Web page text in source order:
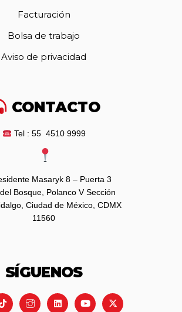
Facturación
Bolsa de trabajo
Aviso de privacidad
CONTACTO
Tel : 55 4510 9999
Masaryk 8 – Puerta 3
Bosque, Polanco V Sección
Ciudad de México, CDMX
11560
SÍGUENOS